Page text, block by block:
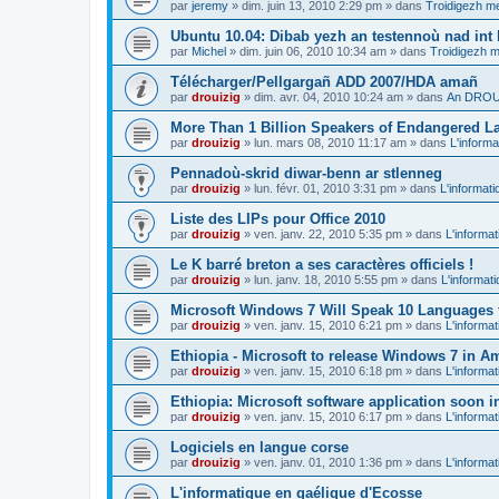
par jeremy » dim. juin 13, 2010 2:29 pm » dans Troidigezh
Ubuntu 10.04: Dibab yezh an testennoù nad int
par Michel » dim. juin 06, 2010 10:34 am » dans Troidigezh
Télécharger/Pellgargañ ADD 2007/HDA amañ
par drouizig » dim. avr. 04, 2010 10:24 am » dans An
More Than 1 Billion Speakers of Endangered
par drouizig » lun. mars 08, 2010 11:17 am » dans
Pennadoù-skrid diwar-benn ar stlenneg
par drouizig » lun. févr. 01, 2010 3:31 pm » dans
Liste des LIPs pour Office 2010
par drouizig » ven. janv. 22, 2010 5:35 pm » dans
Le K barré breton a ses caractères officiels !
par drouizig » lun. janv. 18, 2010 5:55 pm » dans
Microsoft Windows 7 Will Speak 10
par drouizig » ven. janv. 15, 2010 6:21 pm » dans
Ethiopia - Microsoft to release Windows 7 in
par drouizig » ven. janv. 15, 2010 6:18 pm » dans
Ethiopia: Microsoft software application soon
par drouizig » ven. janv. 15, 2010 6:17 pm » dans
Logiciels en langue corse
par drouizig » ven. janv. 01, 2010 1:36 pm » dans
L'informatique en gaélique d'Ecosse